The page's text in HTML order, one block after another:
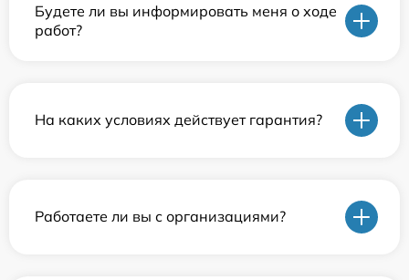
Будете ли вы информировать меня о ходе
работ?
На каких условиях действует гарантия?
Работаете ли вы с организациями?